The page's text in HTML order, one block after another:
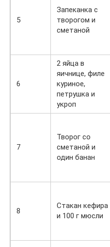
5
Запеканка с
творогом и
сметаной
6
2 яйца в
яичнице, филе
куриное,
петрушка и
укроп
7
Творог со
сметаной и
один банан
8
Стакан кефира
и 100 г мюсли